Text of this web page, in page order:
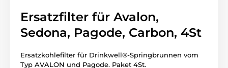
Ersatzfilter für Avalon,
Sedona, Pagode, Carbon, 4St
Ersatzkohlefilter für Drinkwell®-Springbrunnen vom
Typ AVALON und Pagode. Paket 4St.